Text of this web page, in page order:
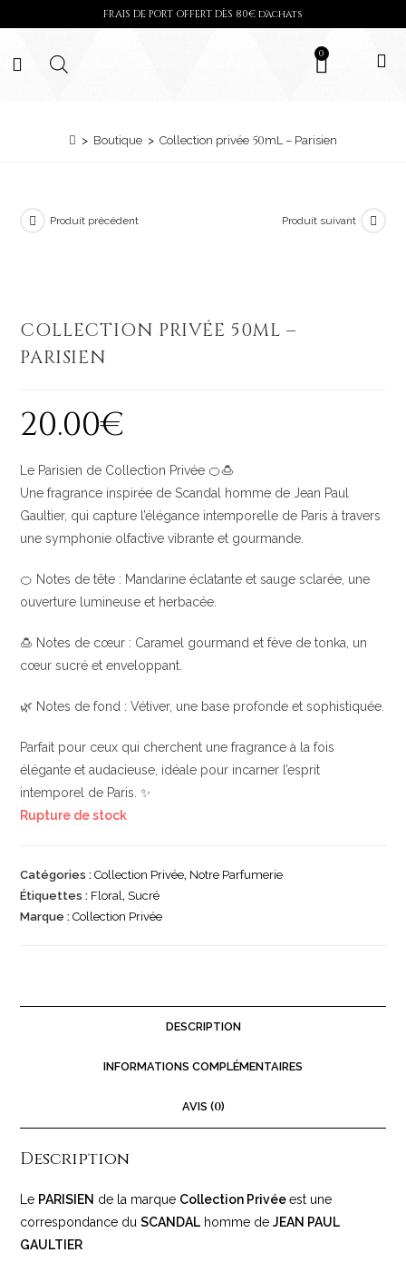
FRAIS DE PORT OFFERT DÈS 80€ d'achats
0
> Boutique > Collection privée 50mL – Parisien
Produit précédent Produit suivant
COLLECTION PRIVÉE 50ML –
PARISIEN
20.00€
Le Parisien de Collection Privée 🍊🍮
Une fragrance inspirée de Scandal homme de Jean Paul
Gaultier, qui capture l’élégance intemporelle de Paris à travers
une symphonie olfactive vibrante et gourmande.
🍊 Notes de tête : Mandarine éclatante et sauge sclarée, une
ouverture lumineuse et herbacée.
🍮 Notes de cœur : Caramel gourmand et fève de tonka, un
cœur sucré et enveloppant.
🌿 Notes de fond : Vétiver, une base profonde et sophistiquée.
Parfait pour ceux qui cherchent une fragrance à la fois
élégante et audacieuse, idéale pour incarner l’esprit
intemporel de Paris. ✨
Rupture de stock
Catégories :Collection Privée, Notre Parfumerie
Étiquettes : Floral , Sucré
Marque :Collection Privée
DESCRIPTION
INFORMATIONS COMPLÉMENTAIRES
AVIS (0)
Description
Le PARISIEN de la marque Collection Privéeest une
correspondance duSCANDAL homme deJEAN PAUL
GAULTIER